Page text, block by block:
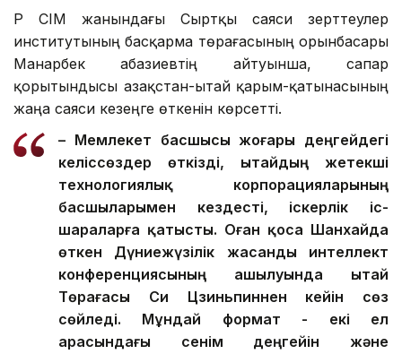
ҚР СІМ жанындағы Сыртқы саяси зерттеулер
институтының басқарма төрағасының орынбасары
Манарбек Қабазиевтің айтуынша, сапар
қорытындысы Қазақстан-Қытай қарым-қатынасының
жаңа саяси кезеңге өткенін көрсетті.
– Мемлекет басшысы жоғары деңгейдегі
келіссөздер өткізді, Қытайдың жетекші
технологиялық корпорацияларының
басшыларымен кездесті, іскерлік іс-
шараларға қатысты. Оған қоса Шанхайда
өткен Дүниежүзілік жасанды интеллект
конференциясының ашылуында Қытай
Төрағасы Си Цзиньпиннен кейін сөз
сөйледі. Мұндай формат - екі ел
арасындағы сенім деңгейін және